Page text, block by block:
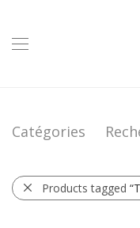
Catégories
Products tagged